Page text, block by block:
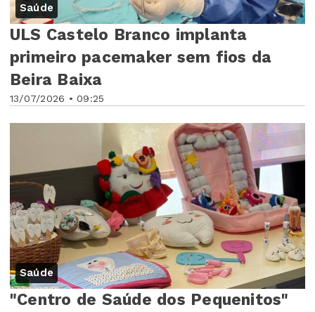
Saúde
13/07/2026 • 09:25
ULS Castelo Branco implanta
primeiro pacemaker sem fios da
Beira Baixa
Saúde
"Centro de Saúde dos Pequenitos"